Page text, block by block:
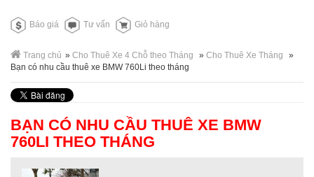
Báo giá Tư vấn Giỏ hàng
Trang chủ » Cho Thuê Xe 4 Chỗ theo Tháng » Cho Thuê Xe Tháng
»
Bạn có nhu cầu thuê xe BMW 760Li theo tháng
BẠN CÓ NHU CẦU THUÊ XE BMW
760LI THEO THÁNG